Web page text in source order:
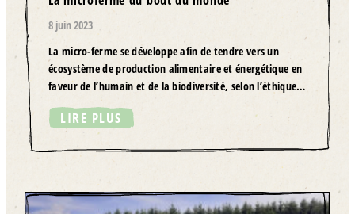
8 juin 2023
La micro-ferme se développe afin de tendre vers un
écosystème de production alimentaire et énergétique en
faveur de l’humain et de la biodiversité, selon l’éthique…
LIRE PLUS